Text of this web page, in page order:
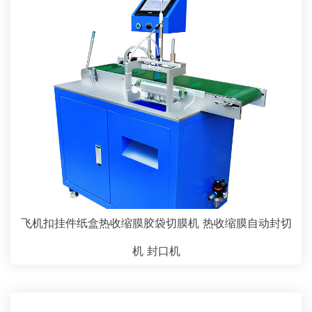
飞机扣挂件纸盒热收缩膜胶袋切膜机 热收缩膜自动封切
机 封口机